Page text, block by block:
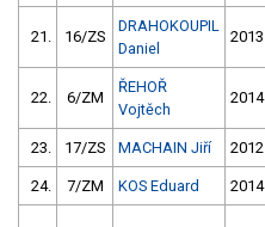
21. 16/ZS
DRAHOKOUPIL
Daniel
2013
22. 6/ZM
ŘEHOŘ
Vojtěch
2014
23. 17/ZS MACHAIN Jiří 2012
24. 7/ZM KOS Eduard 2014